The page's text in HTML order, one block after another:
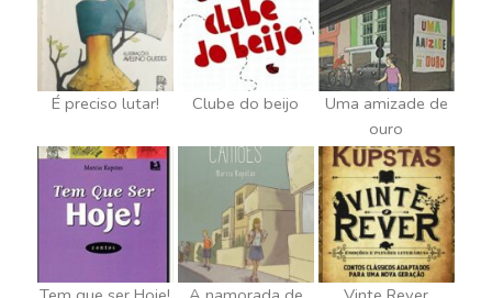
É preciso lutar! Clube do beijo
Uma amizade de
ouro